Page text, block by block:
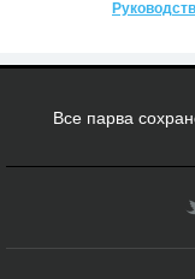
Все парва